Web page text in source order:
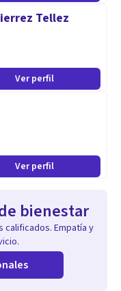
Tellez
Ver perfil
Ver perfil
bienestar
calificados. Empatía y